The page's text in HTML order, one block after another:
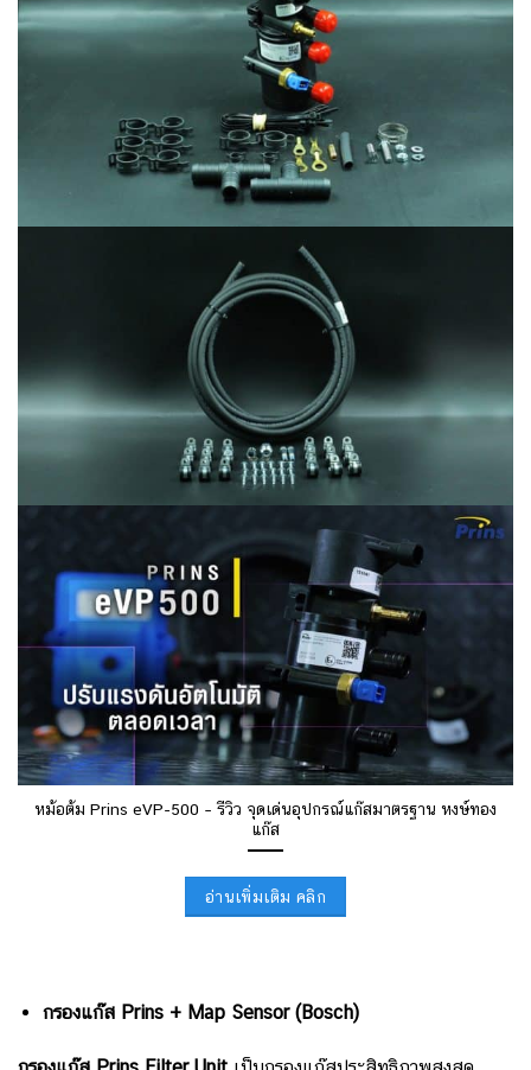
หม้อต้ม Prins eVP-500 – รีวิว จุดเด่นอุปกรณ์แก๊สมาตรฐาน หงษ์ทอง
แก๊ส
อ่านเพิ่มเติม คลิก
กรองแก๊ส Prins + Map Sensor (ฺBosch)